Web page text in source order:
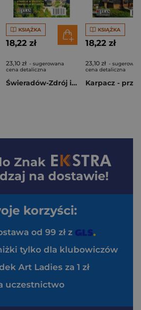
KSIĄŻKA
18,22 zł
23,10 zł - sugerowana
cena detaliczna
Świeradów-Zdrój i okolice. Przewodnik wyd. 7
KSIĄŻKA
18,22 zł
23,10 zł -
cena detaliczna
Znak
na dostawie!
korzyści:
od 99 zł z
tylko dla klubowiczów
Art Ladies za 1 zł
uczestnictwo